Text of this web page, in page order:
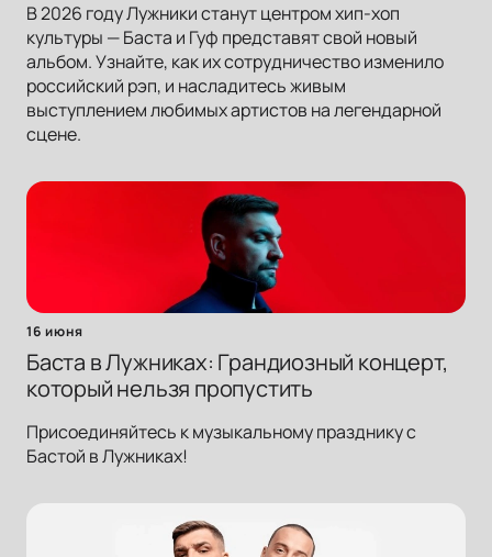
В 2026 году Лужники станут центром хип-хоп
культуры — Баста и Гуф представят свой новый
альбом. Узнайте, как их сотрудничество изменило
российский рэп, и насладитесь живым
выступлением любимых артистов на легендарной
сцене.
16 июня
Баста в Лужниках: Грандиозный концерт,
который нельзя пропустить
Присоединяйтесь к музыкальному празднику с
Бастой в Лужниках!